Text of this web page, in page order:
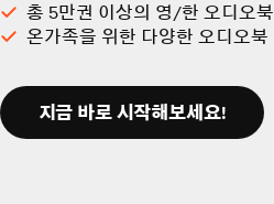
총 5만권 이상의 영/한 오디오북
온가족을 위한 다양한 오디오북
지금 바로 시작해보세요!